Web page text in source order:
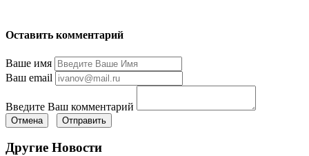
Оставить комментарий
Ваше имя
Ваш email
Введите Ваш комментарий
Отмена Отправить
Другие Новости